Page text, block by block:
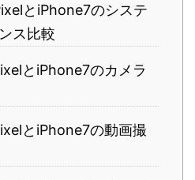
とiPhone7のシステ
ス比較
とiPhone7のカメラ
とiPhone7の動画撮